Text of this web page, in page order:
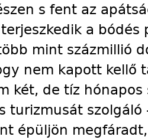
s fent az
a bódés
mint százmillió
nem kapott kellő
két, de tíz
turizmusát
épüljön